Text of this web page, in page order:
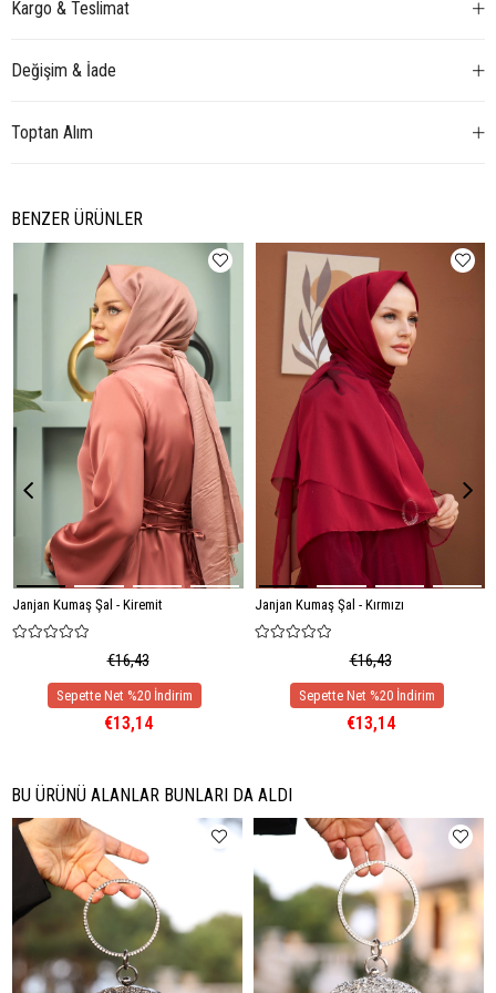
Kargo & Teslimat
Değişim & İade
Toptan Alım
BENZER ÜRÜNLER
Janjan Kumaş Şal - Kiremit
€16,43
€13,14
Janjan Kumaş Şal - Kırmızı
€16,43
€13,14
BU ÜRÜNÜ ALANLAR BUNLARI DA ALDI